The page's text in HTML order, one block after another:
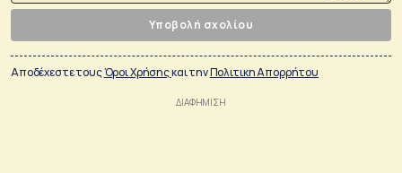
Υποβολή σχολίου
Αποδέχεστε τουςΌροι Χρήσηςκαι τηνΠολιτικη Απορρήτου